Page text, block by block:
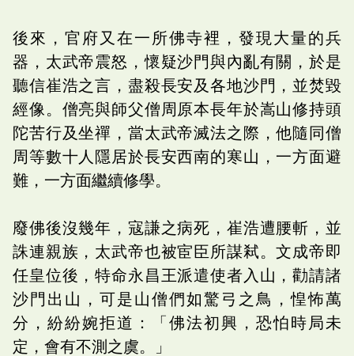
後來，官府又在一所佛寺裡，發現大量的兵
器，太武帝震怒，懷疑沙門與內亂有關，於是
聽信崔浩之言，盡殺長安及各地沙門，並焚毀
經像。僧亮與師父僧周原本長年於嵩山修持頭
陀苦行及坐禪，當太武帝滅法之際，他隨同僧
周等數十人隱居於長安西南的寒山，一方面避
難，一方面繼續修學。
廢佛後沒幾年，寇謙之病死，崔浩遭腰斬，並
誅連親族，太武帝也被宦臣所謀弒。文成帝即
任皇位後，特命永昌王派遣使者入山，勸請諸
沙門出山，可是山僧們如驚弓之鳥，惶怖萬
分，紛紛婉拒道：「佛法初興，恐怕時局未
定，會有不測之虞。」